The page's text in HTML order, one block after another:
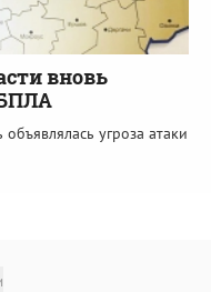
вновь
угроза атаки